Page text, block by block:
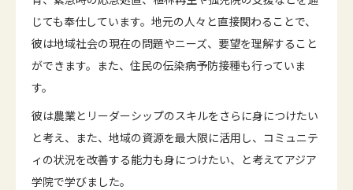
じても奉仕しています。地元の人々と直接関わることで、
彼は地域社会の現在の問題やニーズ、要望を理解すること
ができます。また、住民の伝染病予防接種も行っていま
す。
彼は農業とリーダーシップのスキルをさらに身につけたい
と考え、また、地域の資源を最大限に活用し、コミュニテ
ィの状況を改善する能力も身につけたい、と考えてアジア
学院で学びました。